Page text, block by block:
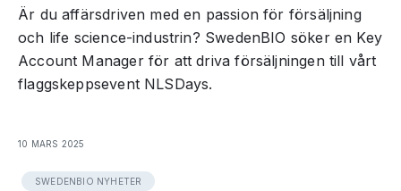
Är du affärsdriven med en passion för försäljning
och life science-industrin? SwedenBIO söker en Key
Account Manager för att driva försäljningen till vårt
flaggskeppsevent NLSDays.
10 MARS 2025
SWEDENBIO NYHETER